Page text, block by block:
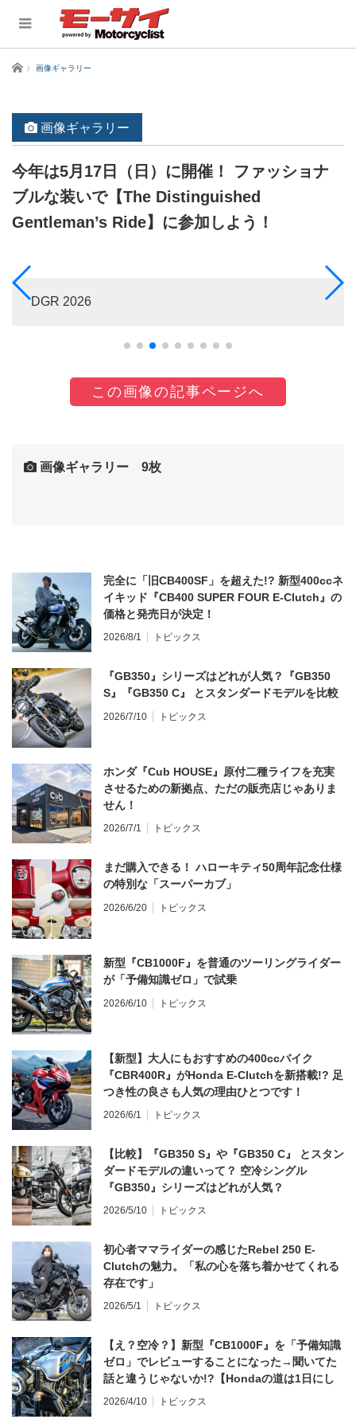
ホーム 画像ギャラリー
画像ギャラリー
今年は5月17日（日）に開催！ ファッショナ
ブルな装いで【The Distinguished
Gentleman’s Ride】に参加しよう！
DGR 2026
この画像の記事ページへ
画像ギャラリー 9枚
完全に「旧CB400SF」を超えた!? 新型400ccネ
イキッド『CB400 SUPER FOUR E-Clutch』の
価格と発売日が決定！
2026/8/1 トピックス
『GB350』シリーズはどれが人気？『GB350
S』『GB350 C』 とスタンダードモデルを比較
2026/7/10 トピックス
ホンダ『Cub HOUSE』原付二種ライフを充実
させるための新拠点、ただの販売店じゃありま
せん！
2026/7/1 トピックス
まだ購入できる！ ハローキティ50周年記念仕様
の特別な「スーパーカブ」
2026/6/20 トピックス
新型『CB1000F』を普通のツーリングライダー
が「予備知識ゼロ」で試乗
2026/6/10 トピックス
【新型】大人にもおすすめの400ccバイク
『CBR400R』がHonda E-Clutchを新搭載!? 足
つき性の良さも人気の理由ひとつです！
2026/6/1 トピックス
【比較】『GB350 S』や『GB350 C』 とスタン
ダードモデルの違いって？ 空冷シングル
『GB350』シリーズはどれが人気？
2026/5/10 トピックス
初心者ママライダーの感じたRebel 250 E-
Clutchの魅力。「私の心を落ち着かせてくれる
存在です」
2026/5/1 トピックス
【え？空冷？】新型『CB1000F』を「予備知識
ゼロ」でレビューすることになった→聞いてた
話と違うじゃないか!?【Hondaの道は1日にし
てならず／CB1000F ①第一印象 編】
2026/4/10 トピックス